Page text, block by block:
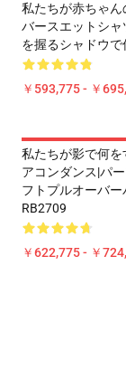
私たちが赤ちゃん
バースエットシャ
を握るシャドウ
￥593,775 - ￥
私たちが影で何を
アコンダンス|パ
フトプルオーバー
RB2709
￥622,775 - ￥